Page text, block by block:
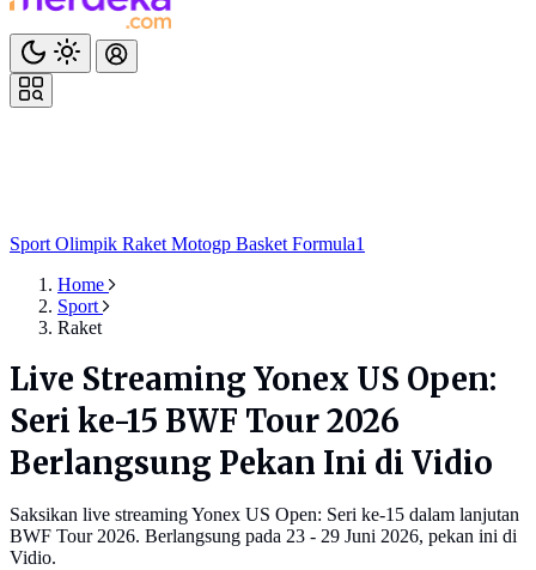
Sport Olimpik Raket Motogp Basket Formula1
Home
Sport
Raket
Live Streaming Yonex US Open:
Seri ke-15 BWF Tour 2026
Berlangsung Pekan Ini di Vidio
Saksikan live streaming Yonex US Open: Seri ke-15 dalam lanjutan
BWF Tour 2026. Berlangsung pada 23 - 29 Juni 2026, pekan ini di
Vidio.